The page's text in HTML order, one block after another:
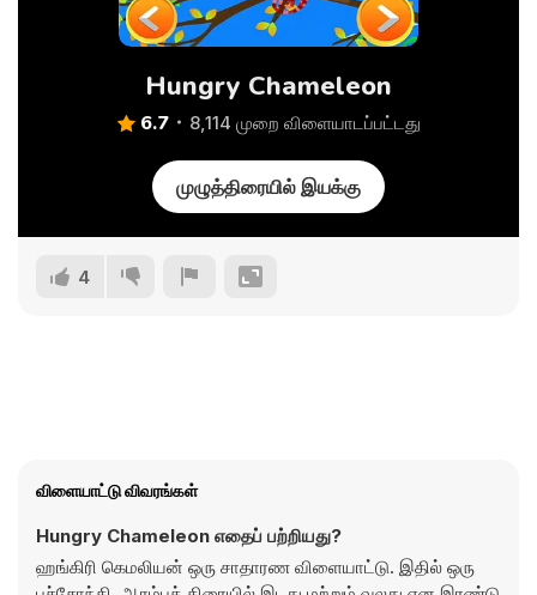
Hungry Chameleon
6.7 8,114 முறை விளையாடப்பட்டது
முழுத்திரையில் இயக்கு
4
விளையாட்டு விவரங்கள்
Hungry Chameleon எதைப் பற்றியது?
ஹங்கிரி கெமலியன் ஒரு சாதாரண விளையாட்டு. இதில் ஒரு